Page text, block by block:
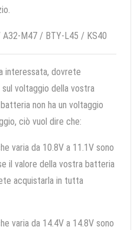
A32-M47 / BTY-L45 / KS40
interessata, dovrete
voltaggio della vostra
non ha un voltaggio
ciò vuol dire che:
varia da 10.8V a 11.1V sono
il valore della vostra batteria
acquistarla in tutta
varia da 14.4V a 14.8V sono